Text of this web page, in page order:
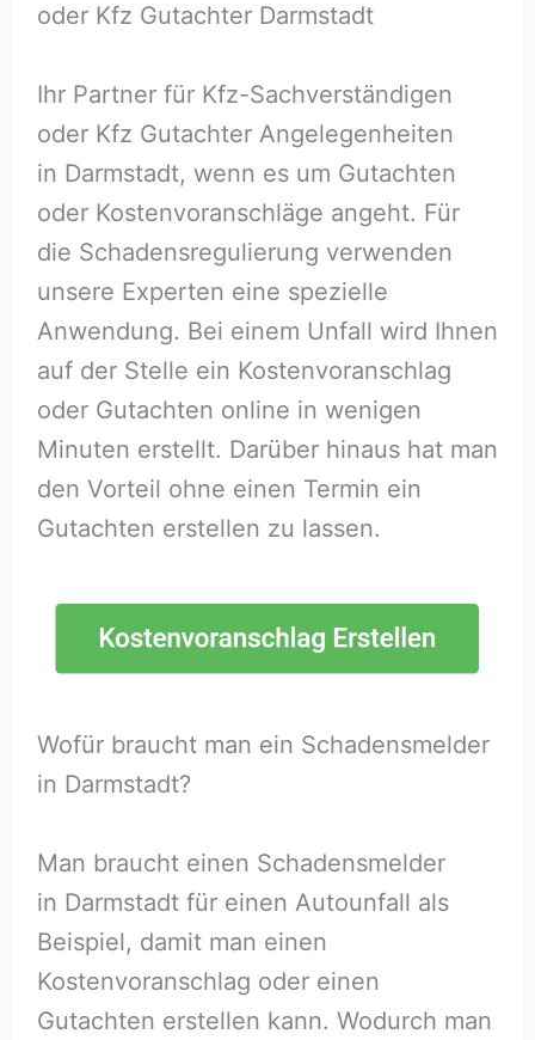
oder Kfz Gutachter Darmstadt
Ihr Partner für Kfz-Sachverständigen
oder Kfz Gutachter Angelegenheiten
in Darmstadt, wenn es um Gutachten
oder Kostenvoranschläge angeht. Für
die Schadensregulierung verwenden
unsere Experten eine spezielle
Anwendung. Bei einem Unfall wird Ihnen
auf der Stelle ein Kostenvoranschlag
oder Gutachten online in wenigen
Minuten erstellt. Darüber hinaus hat man
den Vorteil ohne einen Termin ein
Gutachten erstellen zu lassen.
Wofür braucht man ein Schadensmelder
in Darmstadt?
Man braucht einen Schadensmelder
in Darmstadt für einen Autounfall als
Beispiel, damit man einen
Kostenvoranschlag oder einen
Gutachten erstellen kann. Wodurch man